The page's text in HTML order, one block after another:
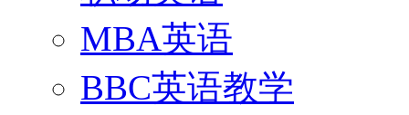
MBA英语
BBC英语教学